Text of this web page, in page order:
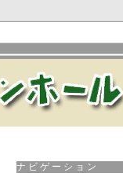
ナビゲーション